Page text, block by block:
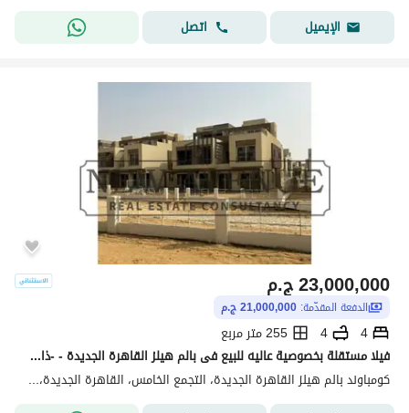
الإيميل
اتصل
ج.م23,000,000
الدفعة المقدّمة: 21,000,000 ج.م
4
4
255 متر مربع
فيلا مستقلة بخصوصية عاليه للبيع فى بالم هيلز القاهرة الجديدة - -ذات واجهه بحرى - استلام فوري-Palm hills new cairo
كومباوند بالم هيلز القاهرة الجديدة، التجمع الخامس، القاهرة الجديدة، القاهرة